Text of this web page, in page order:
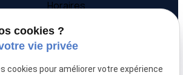
Hugo
Horaires
Lundi - Vendredi
09:00-12:00,
cookies ?
vie privée
cookies pour améliorer votre expérience